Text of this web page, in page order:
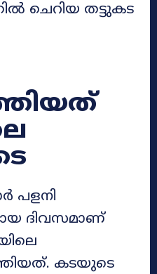
ചെറിയ തട്ടുകട
പളനി
ദിവസമാണ്
കടയുടെ